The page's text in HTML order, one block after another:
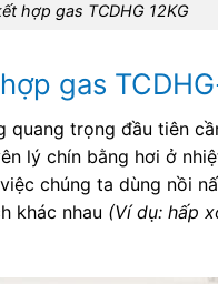
hợp gas TCDHG 12KG
gas
quang trọng đầu tiên
lý chín bằng hơi ở
chúng ta dùng nồi
khác nhau (Ví dụ: hấp